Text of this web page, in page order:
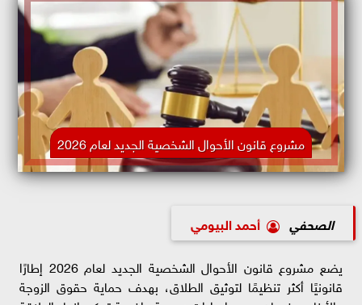
مشروع قانون الأحوال الشخصية الجديد لعام 2026
الصحفي أحمد البيومي
يضع مشروع قانون الأحوال الشخصية الجديد لعام 2026 إطارًا
قانونيًا أكثر تنظيمًا لتوثيق الطلاق، بهدف حماية حقوق الزوجة